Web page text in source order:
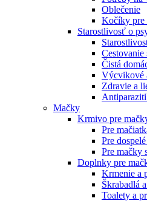
Oblečenie
Kočíky pre
Starostlivosť o
Cestovanie
Čistá
Výcvikové
Zdravie a
Mačky
Krmivo pre
Pre
Pre
Pre mačky
Doplnky pre
Krmenie a
Škrabadlá
Toalety а